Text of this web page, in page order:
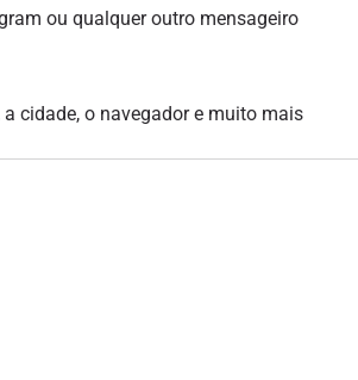
ou qualquer outro mensageiro
cidade, o navegador e muito mais